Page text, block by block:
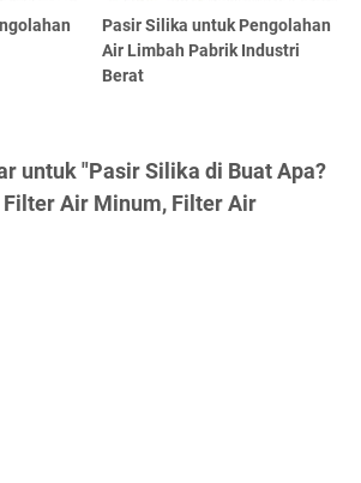
Pasir Silika untuk Pengolahan
Air Limbah Pabrik Industri
Berat
untuk "Pasir Silika di Buat Apa?
Air Minum, Filter Air